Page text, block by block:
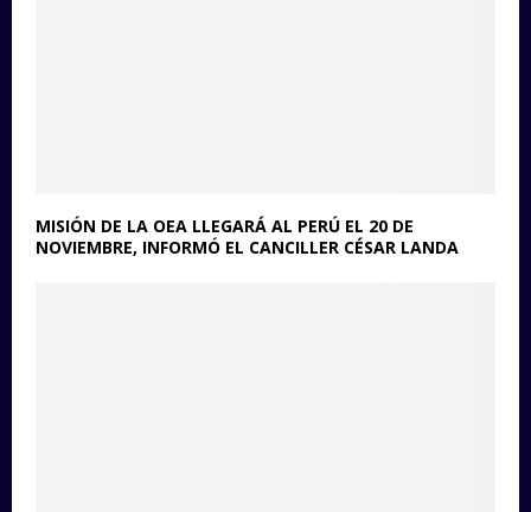
MISIÓN DE LA OEA LLEGARÁ AL PERÚ EL 20 DE
NOVIEMBRE, INFORMÓ EL CANCILLER CÉSAR LANDA